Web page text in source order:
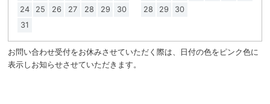
24
25 26 27 28 29
30
31
28
29 30
お問い合わせ受付をお休みさせていただく際は、日付の色をピンク色に
表示しお知らせさせていただきます。